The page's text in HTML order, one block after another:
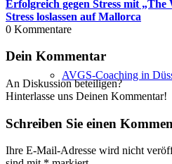
AVGS-Coaching in
Erfolgreich gegen Stress mit „The
Stress loslassen auf Mallorca
0 Kommentare
Dein Kommentar
An Diskussion beteiligen?
Hinterlasse uns Deinen Kommentar!
Schreiben Sie einen
Ihre E-Mail-Adresse wird nicht